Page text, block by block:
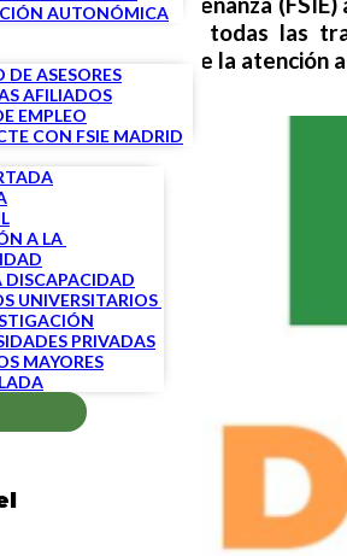
AUTONÓMICA
DE ASESORES
AFILIADOS
EMPLEO
CON FSIE MADRID
A LA
DISCAPACIDAD
UNIVERSITARIOS
PRIVADAS
MAYORES
gran trabajo de todas las
del sector de la atención